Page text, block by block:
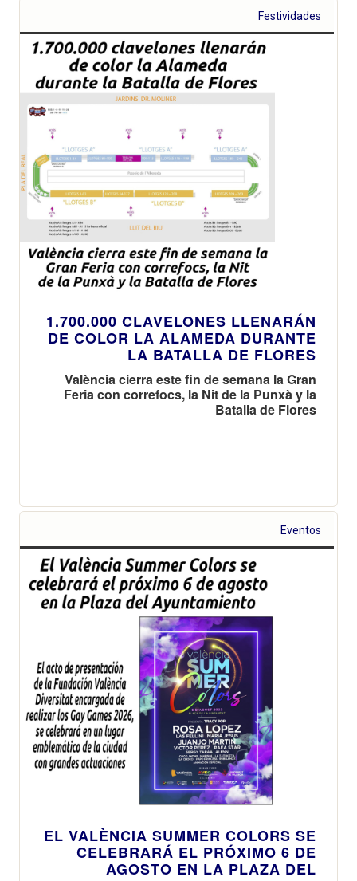
Festividades
1.700.000 CLAVELONES LLENARÁN
DE COLOR LA ALAMEDA DURANTE
LA BATALLA DE FLORES
València cierra este fin de semana la Gran
Feria con correfocs, la Nit de la Punxà y la
Batalla de Flores
Eventos
EL VALÈNCIA SUMMER COLORS SE
CELEBRARÁ EL PRÓXIMO 6 DE
AGOSTO EN LA PLAZA DEL